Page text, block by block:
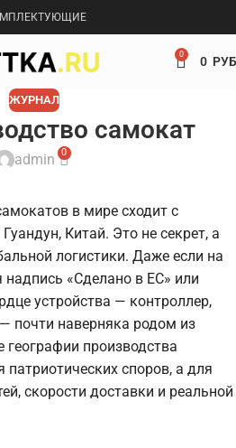
0 0
ЖУРНАЛ
самокат
admin 0
в мире сходит с
Китай. Это не секрет, а
логистики. Даже если на
надпись «Сделано в ЕС» или
устройства — контроллер,
почти наверняка родом из
производства
споров, а для
скорости доставки и реальной